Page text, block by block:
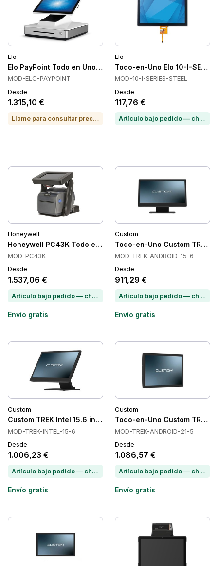
Elo
Elo PayPoint Todo en Uno, Táctil, Impresora de Recibos,
MOD-ELO-PAYPOINT
Desde
1.315,10 €
Llame para consultar precio o para comprar
Elo
Todo-en-Uno Elo 10-I-
MOD-10-I-SERIES-STEEL
Desde
117,76 €
Artículo bajo pedido — chatea para conocer el plazo de entrega
Honeywell
Honeywell PC43K Todo en Uno, térmico directo, 300 dpi, 7
MOD-PC43K
Desde
1.537,06 €
Artículo bajo pedido — chatea para conocer el plazo de entrega
Envío gratis
Custom
Todo-en-Uno Custom TREK-
MOD-TREK-ANDROID-15-6
Desde
911,29 €
Artículo bajo pedido — chatea para conocer el plazo de entrega
Envío gratis
Custom
Custom TREK Intel 15.6 in Todo en Uno, Pantalla Táctil, 15.6
MOD-TREK-INTEL-15-6
Desde
1.006,23 €
Artículo bajo pedido — chatea para conocer el plazo de entrega
Envío gratis
Custom
Todo-en-Uno Custom TREK-
MOD-TREK-ANDROID-21-5
Desde
1.086,57 €
Artículo bajo pedido — chatea para conocer el plazo de entrega
Envío gratis